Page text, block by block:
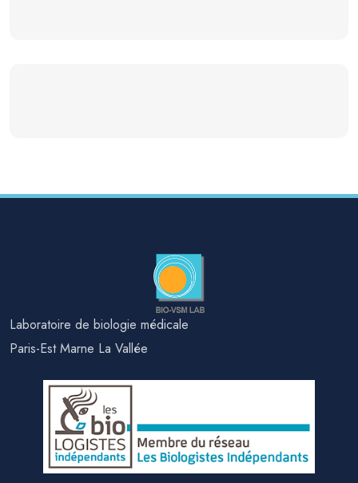
Laboratoire de biologie médicale
Paris-Est Marne La Vallée